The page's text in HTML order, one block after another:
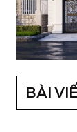
BÀI